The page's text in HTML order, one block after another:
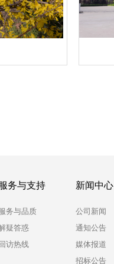
服务与支持
服务与品质
疑答惑
回访热线
新闻中心
公司新闻
通知公告
媒体报道
招标公告